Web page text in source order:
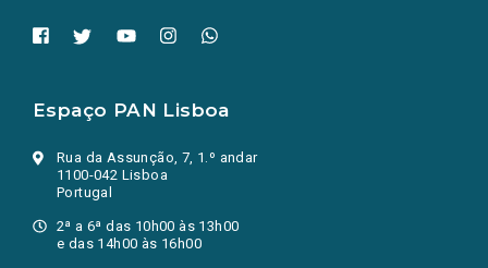
Espaço PAN Lisboa
Rua da Assunção, 7, 1.º andar
1100-042 Lisboa
Portugal
2ª a 6ª das 10h00 às 13h00
e das 14h00 às 16h00